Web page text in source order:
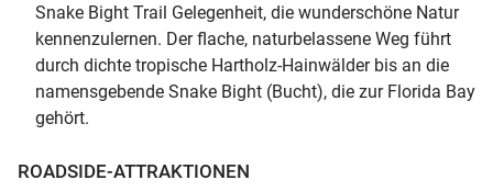
Snake Bight Trail Gelegenheit, die wunderschöne Natur
kennenzulernen. Der flache, naturbelassene Weg führt
durch dichte tropische Hartholz-Hainwälder bis an die
namensgebende Snake Bight (Bucht), die zur Florida Bay
gehört.
ROADSIDE-ATTRAKTIONEN